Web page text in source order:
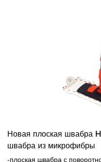
Новая плоская швабра
швабра из микрофибры
-плоская швабра с